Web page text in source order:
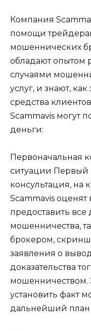
Компания
помощи
мошеннических
обладают опытом
случаями
услуг, и знают,
средства
Scammavis могут
деньги:
Первоначальная
ситуации Первый
консультация, на
Scammavis
предоставить все
мошенничества,
брокером,
заявления о
доказательства
мошенничеством.
установить факт
дальнейший план